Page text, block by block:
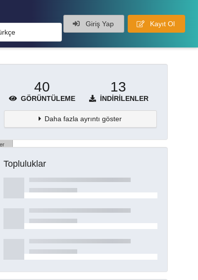
Giriş Yap Kayıt Ol
40
GÖRÜNTÜLEME
13
İNDIRILENLER
Daha fazla ayrıntı göster
Topluluklar